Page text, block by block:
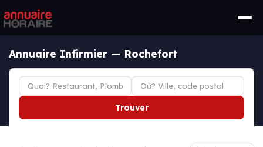
Annuaire Infirmier — Rochefort
Trouver